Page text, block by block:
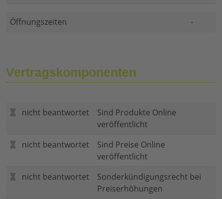
Öffnungszeiten -
Vertragskomponenten
nicht beantwortet
Sind Produkte Online
veröffentlicht
nicht beantwortet
Sind Preise Online
veröffentlicht
nicht beantwortet
Sonderkündigungsrecht bei
Preiserhöhungen